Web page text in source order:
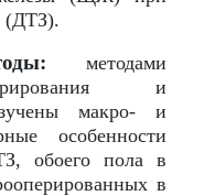
(ДТЗ).
методами
и
макро- и
особенности
обоего пола в
в